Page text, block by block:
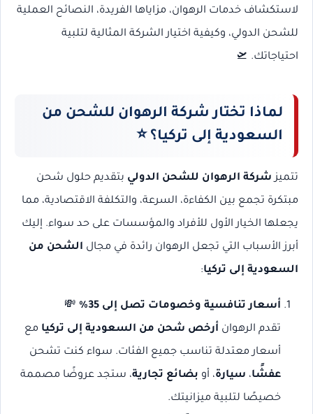
لاستكشاف خدمات الرهوان، مزاياها الفريدة، النصائح العملية
للشحن الدولي، وكيفية اختيار الشركة المثالية لتلبية
احتياجاتك. 🛫
لماذا تختار شركة الرهوان للشحن من
السعودية إلى تركيا؟ ⭐
تتميز شركة الرهوان للشحن الدولي بتقديم حلول شحن
مبتكرة تجمع بين الكفاءة، السرعة، والتكلفة الاقتصادية، مما
يجعلها الخيار الأول للأفراد والمؤسسات على حد سواء. إليك
أبرز الأسباب التي تجعل الرهوان رائدة في مجال الشحن من
السعودية إلى تركيا:
أسعار تنافسية وخصومات تصل إلى 35%
💸
تقدم الرهوان أرخص شحن من السعودية إلى تركيا مع
أسعار معتدلة تناسب جميع الفئات. سواء كنت تشحن
عفشًا، سيارة، أو بضائع تجارية، ستجد عروضًا مصممة
خصيصًا لتلبية ميزانيتك.